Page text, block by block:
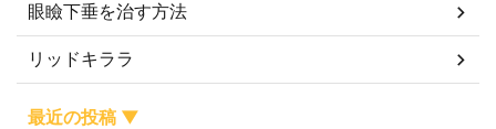
眼瞼下垂を治す方法
リッドキララ
最近の投稿 ▼